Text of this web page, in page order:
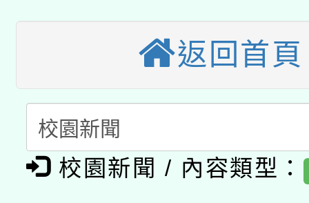
接種之民眾」措施，延
月28日止
用水績優單位及節水達
桃園市孔廟祈福系列
開 智慧啟航」
「2026桃園藝術巡演
關事宜
國立臺灣師範大學辦理
年度健康促進學校輔導
函轉國家教育研究院中
原住民族教育政策研討
轉知教育部國民及學前
新北市政府教育局辦
函轉國立臺灣師範大學
返回首頁
校園新聞 / 內容類型：